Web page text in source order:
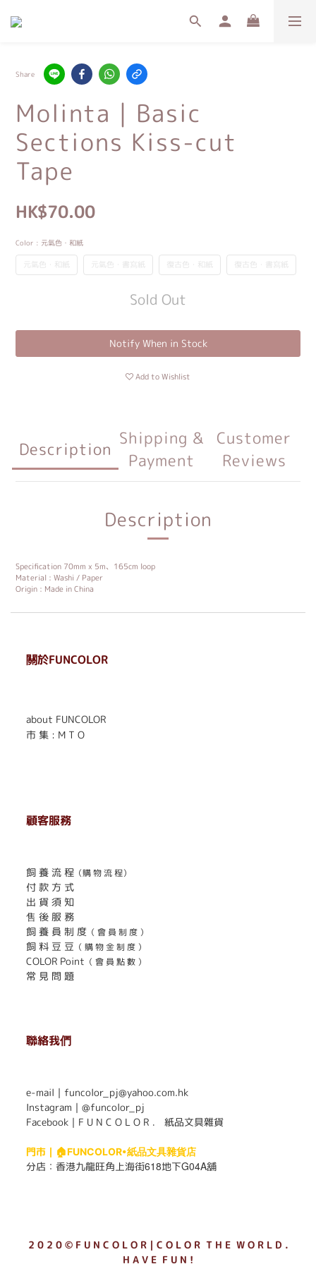
Share
Molinta｜Basic
Sections Kiss-cut
Tape
HK$70.00
Color : 元氣色・和紙
元氣色・和紙 元氣色・書寫紙 復古色・和紙 復古色・書寫紙
Sold Out
Notify When in Stock
Add to Wishlist
Description
Shipping &
Payment
Customer
Reviews
Description
Specification 70mm x 5m、165cm loop
Material : Washi / Paper
Origin : Made in China
關於FUNCOLOR
about FUNCOLOR
市 集 : M T O
顧客服務
飼 養 流 程 （購 物 流 程）
付 款 方 式
出 貨 須 知
售 後 服 務
飼 養 員 制 度 （ 會 員 制 度 ）
飼 料 豆 豆 （ 購 物 金 制 度 ）
COLOR Point （ 會 員 點 數 ）
常 見 問 題
聯絡我們
e-mail｜funcolor_pj@yahoo.com.hk
Instagram｜ @funcolor_pj
Facebook｜ F U N C O L O R ． 紙品文具雜貨
門市｜ 🏠FUNCOLOR•紙品文具雜貨店
分店： 香港九龍旺角上海街618地下G04A舖
2 0 2 0 © F U N C O L O R｜C O L O R T H E W O R L D .
H A V E F U N !